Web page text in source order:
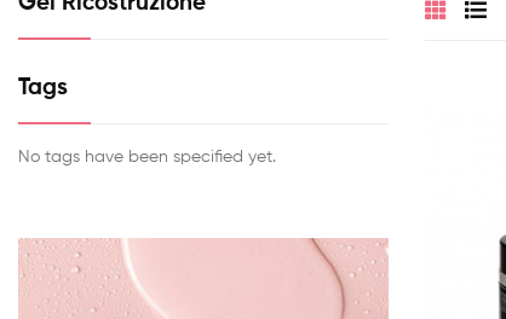
Tags
No tags have been specified yet.